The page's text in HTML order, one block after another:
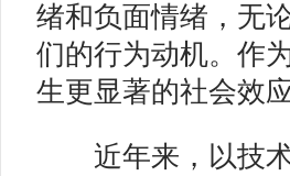
绪和负面情绪，无
们的行为动机。作
生更显著的社会效
近年来，以技术